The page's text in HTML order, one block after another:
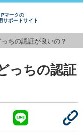
マークの
サポートサイト
ちの認証が良いの？
っちの認証